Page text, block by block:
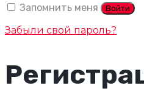
Запомнить меня Войти
Забыли свой пароль?